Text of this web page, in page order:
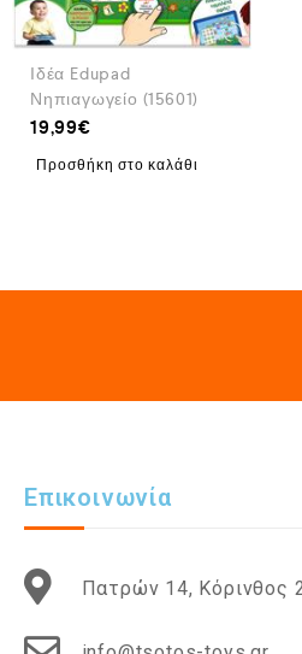
Ιδέα Edupad
Νηπιαγωγείο (15601)
19,99€
Προσθήκη στο καλάθι
Επικοινωνία
Πατρών 14, Κόρινθος